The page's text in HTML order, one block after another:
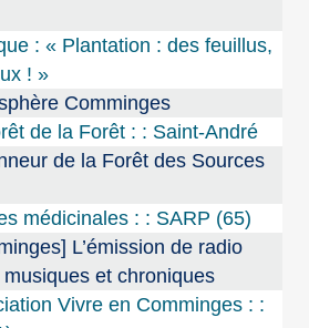
: « Plantation : des feuillus,
! »
Comminges
de la Forêt : : Saint-André
de la Forêt des Sources
médicinales : : SARP (65)
L’émission de radio
et chroniques
Vivre en Comminges : :